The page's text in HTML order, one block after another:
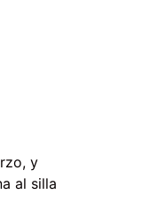
y
al silla